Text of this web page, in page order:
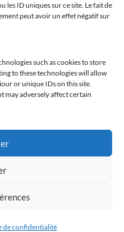
les ID uniques sur ce site. Le fait de
peut avoir un effet négatif sur
such as cookies to store
to these technologies will allow
or unique IDs on this site.
may adversely affect certain
de confidentialité